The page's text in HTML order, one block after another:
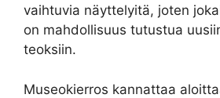
vaihtuvia näyttelyitä, joten
on mahdollisuus tutustua
teoksiin.
Museokierros kannattaa